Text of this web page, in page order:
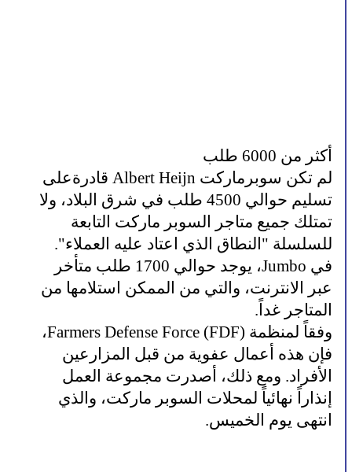
أكثر من 6000 طلب
لم تكن سوبرماركت Albert Heijn قادرةعلى
تسليم حوالي 4500 طلب في شرق البلاد، ولا
تمتلك جميع متاجر السوبر ماركت التابعة
للسلسلة "النطاق الذي اعتاد عليه العملاء".
في Jumbo، يوجد حوالي 1700 طلب متأخر
عبر الانترنت، والتي من الممكن استلامها من
المتاجر غداً.
وفقاً لمنظمة Farmers Defense Force (FDF)،
فإن هذه أعمال عفوية من قبل المزارعين
الأفراد. ومع ذلك، أصدرت مجموعة العمل
إنذاراً نهائياً لمحلات السوبر ماركت، والذي
انتهى يوم الخميس.